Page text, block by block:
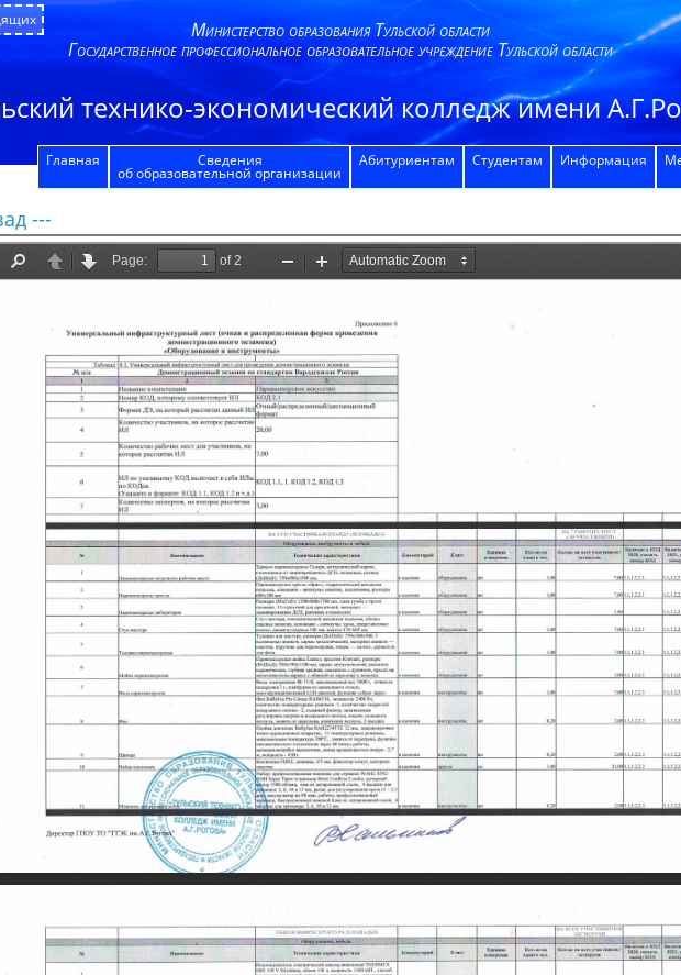
Министерство образования Тульской области
Государственное профессиональное образовательное учреждение Тульской области
технико-экономический колледж имени
Главная Сведения
об образовательной организации
Абитуриентам Студентам Информация
---